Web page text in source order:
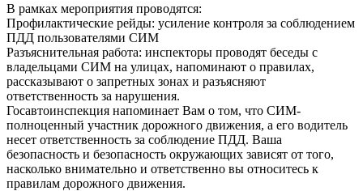
В рамках мероприятия проводятся:
Профилактические рейды: усиление контроля за соблюдением
ПДД пользователями СИМ
Разъяснительная работа: инспекторы проводят беседы с
владельцами СИМ на улицах, напоминают о правилах,
рассказывают о запретных зонах и разъясняют
ответственность за нарушения.
Госавтоинспекция напоминает Вам о том, что СИМ-
полноценный участник дорожного движения, а его водитель
несет ответственность за соблюдение ПДД. Ваша
безопасность и безопасность окружающих зависят от того,
насколько внимательно и ответственно вы относитесь к
правилам дорожного движения.